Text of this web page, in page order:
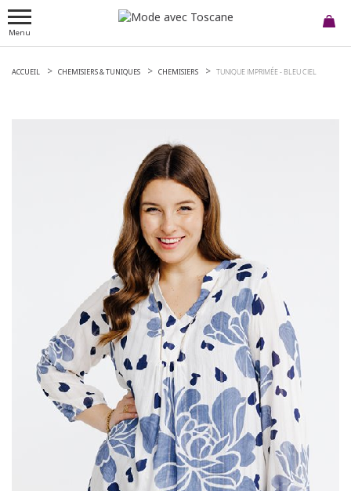
Menu
ACCUEIL CHEMISIERS & TUNIQUES CHEMISIERS TUNIQUE IMPRIMÉE - BLEU CIEL